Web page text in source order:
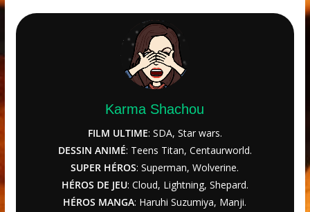
Karma Shachou
FILM ULTIME: SDA, Star wars.
DESSIN ANIMÉ: Teens Titan, Centaurworld.
SUPER HÉROS: Superman, Wolverine.
HÉROS DE JEU: Cloud, Lightning, Shepard.
HÉROS MANGA: Haruhi Suzumiya, Manji.